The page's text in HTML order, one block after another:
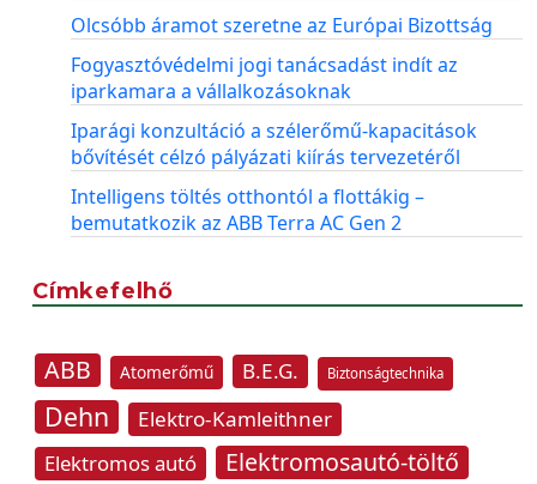
Olcsóbb áramot szeretne az Európai Bizottság
Fogyasztóvédelmi jogi tanácsadást indít az
iparkamara a vállalkozásoknak
Iparági konzultáció a szélerőmű-kapacitások
bővítését célzó pályázati kiírás tervezetéről
Intelligens töltés otthontól a flottákig –
bemutatkozik az ABB Terra AC Gen 2
Címkefelhő
ABB Atomerőmű B.E.G. Biztonságtechnika
Dehn
Elektro-Kamleithner
Elektromos autó
Elektromosautó-töltő